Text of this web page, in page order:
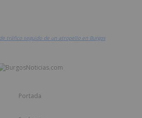
tráfico seguido de un atropello en Burgos
Portada